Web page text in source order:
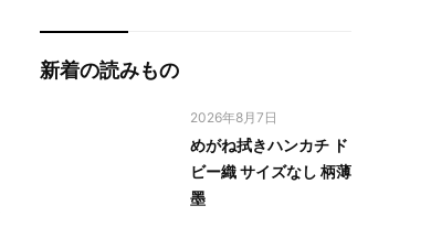
新着の読みもの
2026年8月7日
めがね拭きハンカチ ド
ビー織 サイズなし 柄薄
墨